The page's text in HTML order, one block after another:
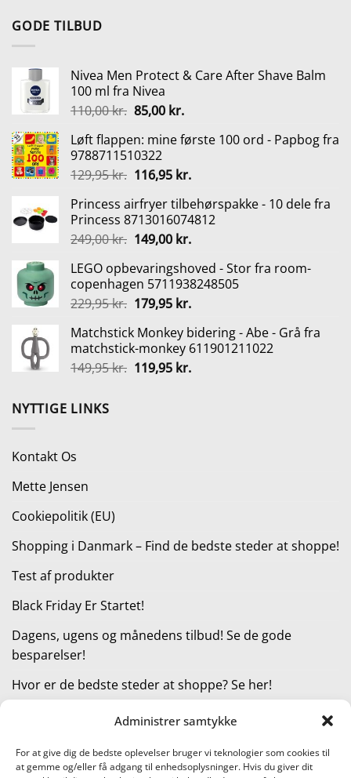
Administrer samtykke
For at give dig de bedste oplevelser bruger vi teknologier som cookies til
at gemme og/eller få adgang til enhedsoplysninger. Hvis du giver dit
GODE TILBUD
Nivea Men Protect & Care After Shave Balm
100 ml fra Nivea
110,00kr. Den
pris
var:
110,00 kr..
85,00 kr.Den
pris
85,00 kr..
Løft flappen: mine første 100 ord - Papbog fra
9788711510322
129,95kr. Den
pris
var:
129,95 kr..
116,95 kr.Den
pris
er:
116,95 kr..
Princess airfryer tilbehørspakke - 10 dele fra
Princess 8713016074812
249,00kr. Den
pris
var:
249,00 kr..
149,00 kr.Den
pris
er:
149,00 kr..
LEGO opbevaringshoved - Stor fra room-
copenhagen 5711938248505
229,95kr. Den
pris
var:
229,95 kr..
179,95 kr.Den
pris
er:
179,95 kr..
Matchstick Monkey bidering - Abe - Grå fra
matchstick-monkey 611901211022
149,95kr. Den
119,95 kr.Den
NYTTIGE LINKS
Kontakt Os
Mette Jensen
Cookiepolitik (EU)
Shopping i Danmark – Find de bedste steder at shoppe!
Test af produkter
Black Friday Er Startet!
Dagens, ugens og månedens tilbud! Se de gode
besparelser!
Hvor er de bedste steder at shoppe? Se her!
Kategorier